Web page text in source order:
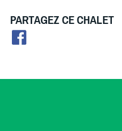
PARTAGEZ CE CHALET